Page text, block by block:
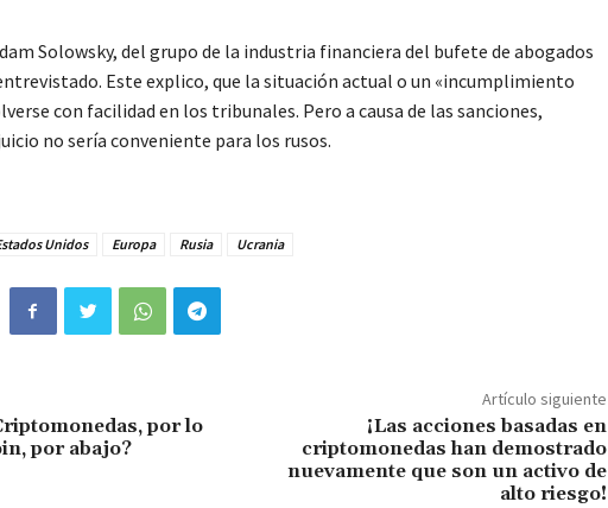
Solowsky, del grupo de la industria financiera del bufete de abogados
Este explico, que la situación actual o un «incumplimiento
con facilidad en los tribunales. Pero a causa de las sanciones,
no sería conveniente para los rusos.
Unidos Europa Rusia Ucrania
por lo
por abajo?
Artículo siguiente
¡Las acciones basadas en
criptomonedas han demostrado
nuevamente que son un activo de
alto riesgo!